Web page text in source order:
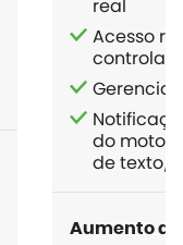
real
Acesso
do motor
de texto/
Aumento de